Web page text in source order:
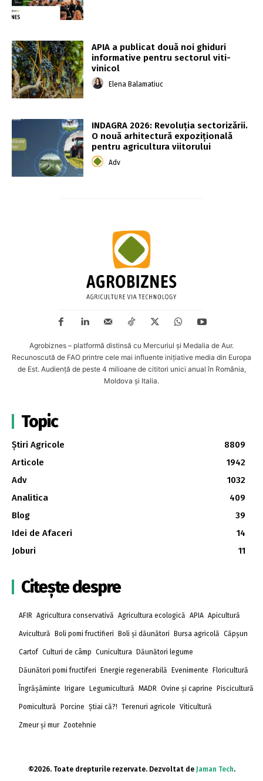
APIA a publicat două noi ghiduri
informative pentru sectorul viti-
vinicol
Elena Balamatiuc
INDAGRA 2026: Revoluția sectorizării.
O nouă arhitectură expozițională
pentru agricultura viitorului
Adv
Agrobiznes – platformă distinsă cu Mercuriul și Medalia de Aur.
Recunoscută de FAO printre cele mai influente inițiative media din Europa
de Est. Audiență de peste 4 milioane de cititori unici anual în România,
Moldova și Italia.
Topic
Știri Agricole
8809
Articole
1942
Adv
1032
Analitica
409
Blog
39
Idei de Afaceri
14
Joburi
11
Citește despre
AFIR Agricultura conservativă Agricultura ecologică APIA Apicultură
Avicultură Boli pomi fructifieri Boli și dăunători Bursa agricolă Căpșun
Cartof Culturi de câmp Cunicultura Dăunători legume
Dăunători pomi fructiferi Energie regenerabilă Evenimente Floricultură
Îngrășăminte Irigare Legumicultură MADR Ovine și caprine Piscicultură
Pomicultură Porcine Știai că?! Terenuri agricole Viticultură
Zmeur și mur Zootehnie
©2026. Toate drepturile rezervate. Dezvoltat de Jaman Tech.